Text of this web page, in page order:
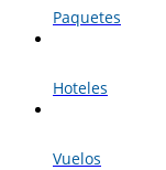
Paquetes
Hoteles
Vuelos